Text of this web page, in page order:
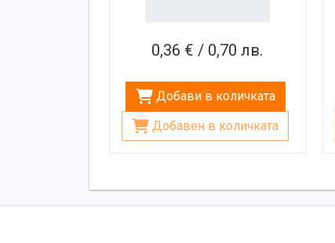
0,36 € / 0,70 лв.
Добави в количката
Добавен в количката